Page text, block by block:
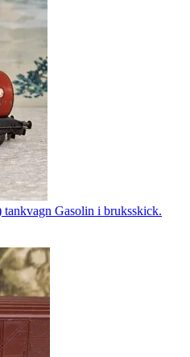
Gasolin i bruksskick.